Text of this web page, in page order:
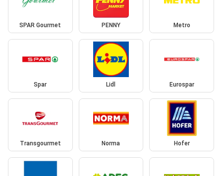
SPAR Gourmet PENNY Metro
Spar Lidl Eurospar
Transgourmet Norma Hofer